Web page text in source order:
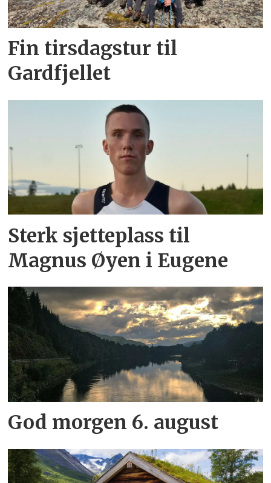
Fin tirsdagstur til
Gardfjellet
Sterk sjetteplass til
Magnus Øyen i Eugene
God morgen 6. august